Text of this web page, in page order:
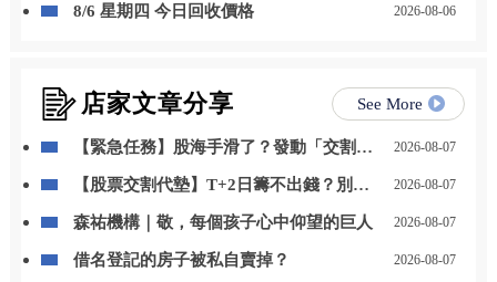
8/6 星期四 今日回收價格 2026-08-06
店家文章分享 See More
【緊急任務】股海手滑了？發動「交割救
2026-08-07
【股票交割代墊】T+2日籌不出錢？別
2026-08-07
森祐機構｜敬，每個孩子心中仰望的巨人 2026-08-07
借名登記的房子被私自賣掉？ 2026-08-07